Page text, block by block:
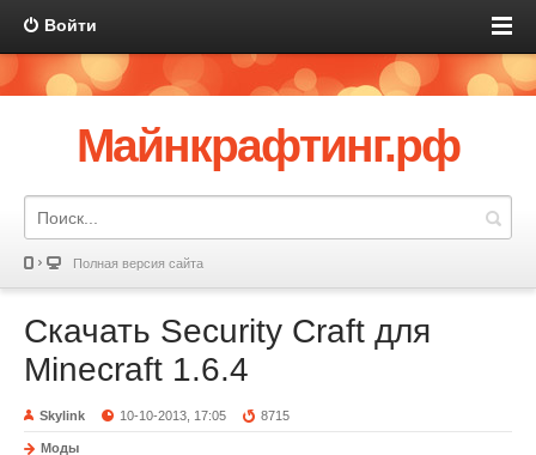
Войти
Майнкрафтинг.рф
Полная версия сайта
Скачать Security Craft для
Minecraft 1.6.4
Skylink 10-10-2013, 17:05 8715
Моды